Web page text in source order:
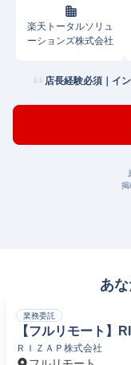
楽天トータルソリュ
ーションズ株式会社
店長経験必須｜イ
掲
あ
業務委託
【フルリモート】
ＲＩＺＡＰ株式会社